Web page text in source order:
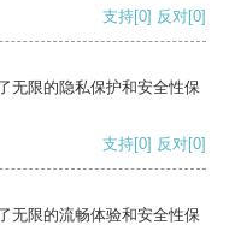
支持[0] 反对[0]
无限的隐私保护和安全性保
支持[0] 反对[0]
无限的流畅体验和安全性保